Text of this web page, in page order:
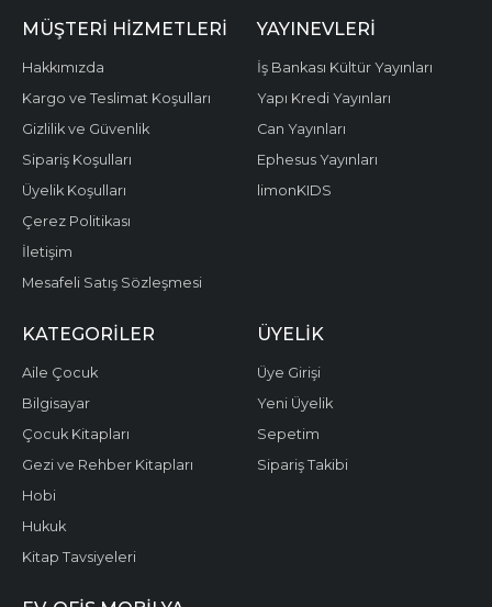
MÜŞTERI HIZMETLERI
Hakkımızda
Kargo ve Teslimat Koşulları
Gizlilik ve Güvenlik
Sipariş Koşulları
Üyelik Koşulları
Çerez Politikası
İletişim
Mesafeli Satış Sözleşmesi
YAYINEVLERI
İş Bankası Kültür Yayınları
Yapı Kredi Yayınları
Can Yayınları
Ephesus Yayınları
limonKIDS
KATEGORILER
Aile Çocuk
Bilgisayar
Çocuk Kitapları
Gezi ve Rehber Kitapları
Hobi
Hukuk
Kitap Tavsiyeleri
ÜYELIK
Üye Girişi
Yeni Üyelik
Sepetim
Sipariş Takibi